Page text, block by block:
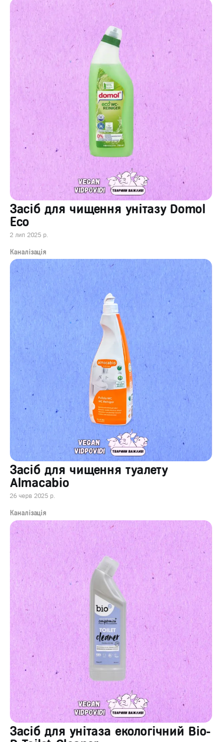
Засіб для чищення унітазу Domol
Еco
2 лип 2025 р.
Каналізація
Засіб для чищення туалету
Almacabio
26 черв 2025 р.
Каналізація
Засіб для унітаза екологічний Bio-